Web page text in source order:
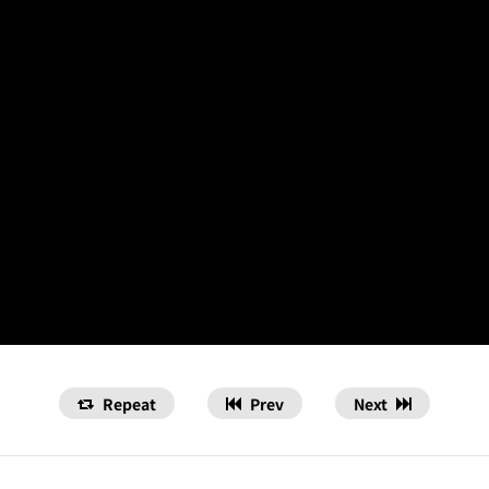
Repeat Prev Next